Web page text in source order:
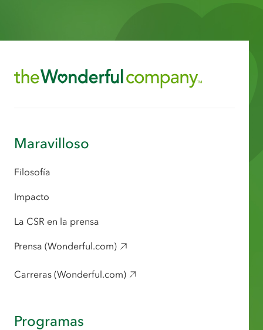
Maravilloso
Filosofía
Impacto
La CSR en la prensa
Prensa (Wonderful.com)
Carreras (Wonderful.com)
Programas